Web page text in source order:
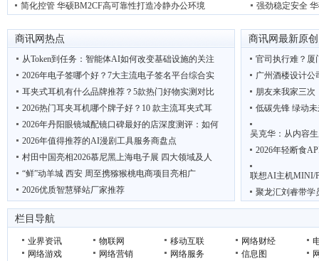
简化控管 华硕BM2CF高可靠性打造冷静办公环境
强劲稳定安全
商讯网热点
从Token到任务：智能体AI如何改变基础设施的关注
2026年电子签哪个好？7大主流电子签名平台综合实
耳夹式耳机有什么品牌推荐？5款热门好物实测对比
2026热门耳夹耳机哪个牌子好？10 款主流耳夹式耳
2026年丹阳眼镜城配镜口碑最好的店深度测评：如何
2026年值得推荐的AI漫剧工具服务商盘点
村田中国亮相2026慕尼黑上海电子展 四大领域及人
“鲜”动羊城 西安 周至携猕猴桃电商项目亮相广
2026优质智慧驿站厂家推荐
2026年工控机十大品牌权威测评：不同场景选型推荐
商讯网最新原创
官司执行难？厦
广州酒楼设计公
朋友来我家三次
低碳先锋 绿动
吴克华：从内容
2026年轻断食
联想AI主机MINI/
聚龙汇刘睿带学
CFS第十五届财
商业向善，生态
栏目导航
业界资讯 物联网 移动互联 网络财经
网络游戏
网络营销 网络服务 信息图